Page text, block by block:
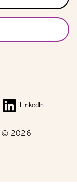
© 2026
LinkedIn